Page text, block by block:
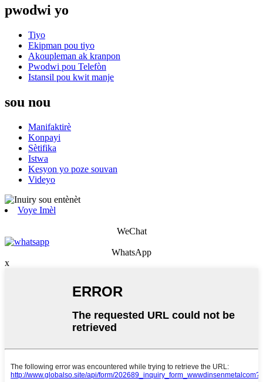
pwodwi yo
Tiyo
Ekipman pou tiyo
Akoupleman ak kranpon
Pwodwi pou Telefòn
Istansil pou kwit manje
sou nou
Manifaktirè
Konpayi
Sètifika
Istwa
Kesyon yo poze souvan
Videyo
Voye Imèl
WeChat
WhatsApp
x